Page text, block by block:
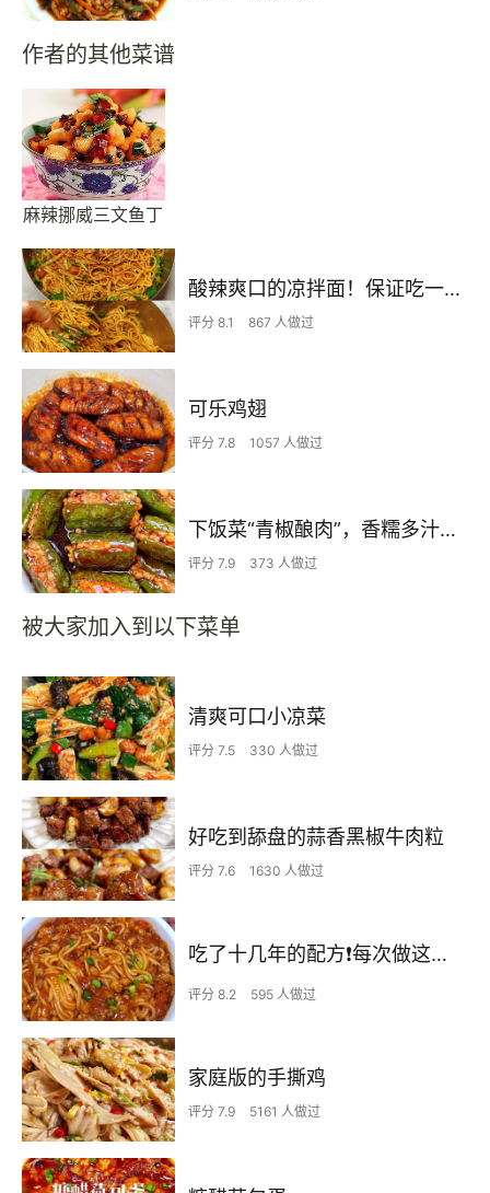
作者的其他菜谱
麻辣挪威三文鱼丁
酸辣爽口的凉拌面！保证吃一次就上瘾
评分 8.1 867 人做过
可乐鸡翅
评分 7.8 1057 人做过
下饭菜“青椒酿肉”，香糯多汁鲜嫩下饭
评分 7.9 373 人做过
被大家加入到以下菜单
清爽可口小凉菜
评分 7.5 330 人做过
好吃到舔盘的蒜香黑椒牛肉粒
评分 7.6 1630 人做过
吃了十几年的配方❗️每次做这至少吃2碗
评分 8.2 595 人做过
家庭版的手撕鸡
评分 7.9 5161 人做过